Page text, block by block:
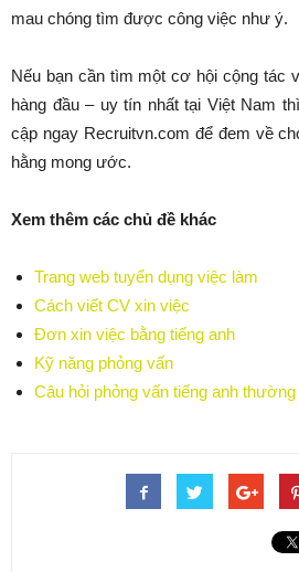
mau chóng tìm được công việc như ý.
Nếu bạn cần tìm một cơ hội cộng tác
hàng đầu – uy tín nhất tại Việt Nam
cập ngay Recruitvn.com để đem về
hằng mong ước.
Xem thêm các chủ đề khác
Trang web tuyển dụng việc làm
Cách viết CV xin việc
Đơn xin việc bằng tiếng anh
Kỹ năng phỏng vấn
Câu hỏi phỏng vấn tiếng anh thường